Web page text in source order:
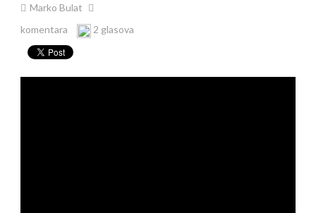
Marko Bulat
komentara
2 glasova